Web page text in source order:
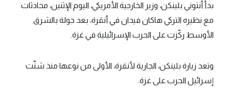
بدأ أنتوني بلينكن، وزير الخارجية الأمريكي، اليوم الإثنين، محادثات
مع نظيره التركي هاكان فيدان في أنقرة، بعد جولة بالشرق
الأوسط ركّزت على الحرب الإسرائيلية في غزة.
وتعد زيارة بلينكن، الجارية لأنقرة، الأولى من نوعها منذ شنّت
إسرائيل الحرب على غزة.